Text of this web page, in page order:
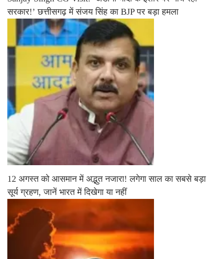
सरकार!’ छत्तीसगढ़ में संजय सिंह का BJP पर बड़ा हमला
12 अगस्त को आसमान में अद्भुत नजारा! लगेगा साल का सबसे बड़ा
सूर्य ग्रहण, जानें भारत में दिखेगा या नहीं